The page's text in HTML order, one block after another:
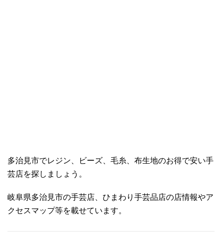
多治見市でレジン、ビーズ、毛糸、布生地のお得で安い手
芸店を探しましょう。
岐阜県多治見市の手芸店、ひまわり手芸品店の店情報やア
クセスマップ等を載せています。